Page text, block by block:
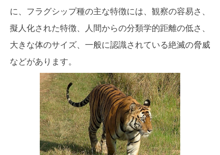
に、フラグシップ種の主な特徴には、観察の容易さ、
擬人化された特徴、人間からの分類学的距離の低さ、
大きな体のサイズ、一般に認識されている絶滅の脅威
などがあります。